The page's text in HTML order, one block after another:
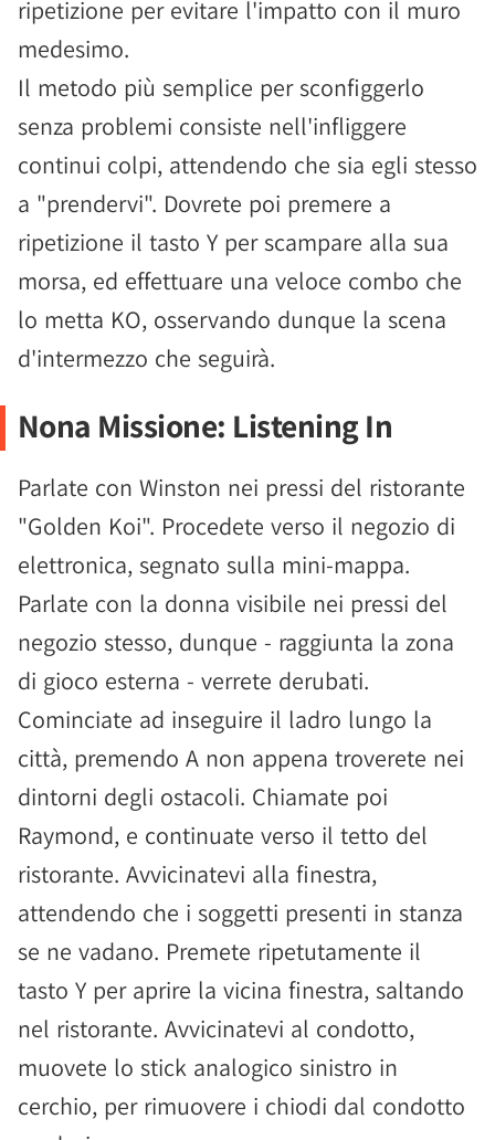
ripetizione per evitare l'impatto con il muro
medesimo.
Il metodo più semplice per sconfiggerlo
senza problemi consiste nell'infliggere
continui colpi, attendendo che sia egli stesso
a "prendervi". Dovrete poi premere a
ripetizione il tasto Y per scampare alla sua
morsa, ed effettuare una veloce combo che
lo metta KO, osservando dunque la scena
d'intermezzo che seguirà.
Nona Missione: Listening In
Parlate con Winston nei pressi del ristorante
"Golden Koi". Procedete verso il negozio di
elettronica, segnato sulla mini-mappa.
Parlate con la donna visibile nei pressi del
negozio stesso, dunque - raggiunta la zona
di gioco esterna - verrete derubati.
Cominciate ad inseguire il ladro lungo la
città, premendo A non appena troverete nei
dintorni degli ostacoli. Chiamate poi
Raymond, e continuate verso il tetto del
ristorante. Avvicinatevi alla finestra,
attendendo che i soggetti presenti in stanza
se ne vadano. Premete ripetutamente il
tasto Y per aprire la vicina finestra, saltando
nel ristorante. Avvicinatevi al condotto,
muovete lo stick analogico sinistro in
cerchio, per rimuovere i chiodi dal condotto